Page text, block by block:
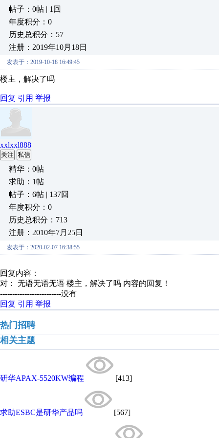
帖子：0帖 | 1回
年度积分：0
历史总积分：57
注册：2019年10月18日
发表于：2019-10-18 16:49:45
楼主，解决了吗
回复 引用 举报
xxlxxl888
关注 私信
精华：0帖
求助：1帖
帖子：6帖 | 137回
年度积分：0
历史总积分：713
注册：2010年7月25日
发表于：2020-02-07 16:38:55
回复内容：
对： 无语无语无语 楼主，解决了吗 内容的回复！
-------------------------没有
回复 引用 举报
热门招聘
相关主题
研华APAX-5520KW编程 [413]
求助ESBC是研华产品吗 [567]